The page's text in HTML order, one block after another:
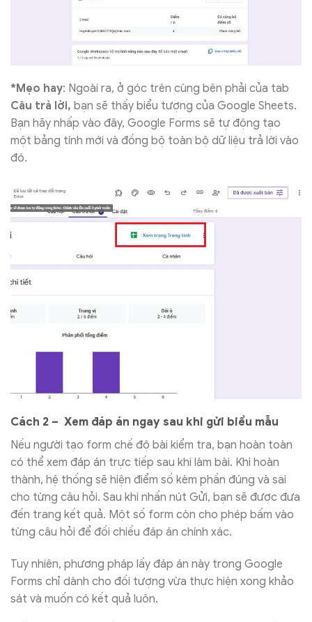
*Mẹo hay: Ngoài ra, ở góc trên cùng bên phải của tab
Câu trả lời, bạn sẽ thấy biểu tượng của Google Sheets.
Bạn hãy nhấp vào đây, Google Forms sẽ tự động tạo
một bảng tính mới và đồng bộ toàn bộ dữ liệu trả lời vào
đó.
Cách 2 – Xem đáp án ngay sau khi gửi biểu mẫu
Nếu người tạo form chế độ bài kiểm tra, bạn hoàn toàn
có thể xem đáp án trực tiếp sau khi làm bài. Khi hoàn
thành, hệ thống sẽ hiện điểm số kèm phần đúng và sai
cho từng câu hỏi. Sau khi nhấn nút Gửi, bạn sẽ được đưa
đến trang kết quả. Một số form còn cho phép bấm vào
từng câu hỏi để đối chiếu đáp án chính xác.
Tuy nhiên, phương pháp lấy đáp án này trong Google
Forms chỉ dành cho đối tượng vừa thực hiện xong khảo
sát và muốn có kết quả luôn.